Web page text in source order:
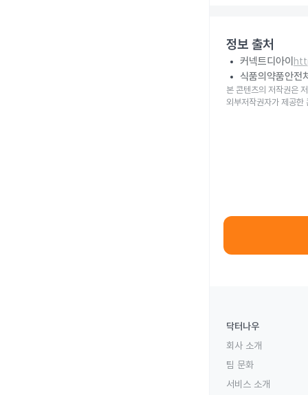
정보 출처
커넥트디아이
식품의약품안전
본 콘텐츠의 저작권은
외부저작권자가 제공한
닥터나우
회사 소개
팀 문화
서비스 소개